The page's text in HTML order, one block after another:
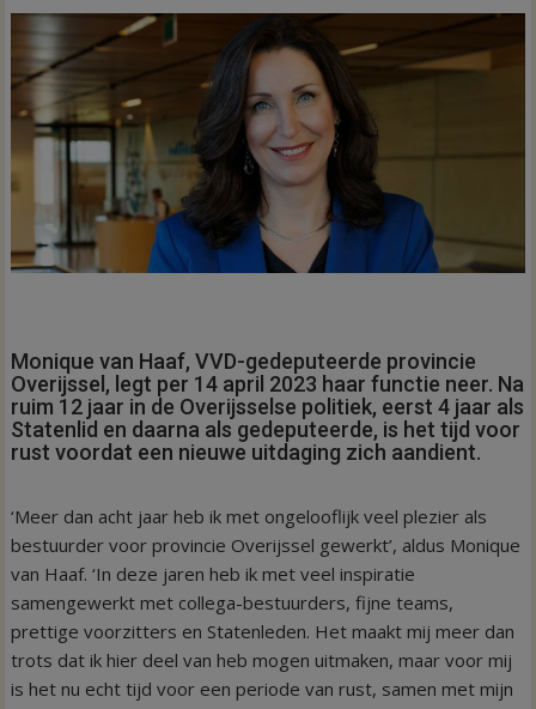
Monique van Haaf, VVD-gedeputeerde provincie
Overijssel, legt per 14 april 2023 haar functie neer. Na
ruim 12 jaar in de Overijsselse politiek, eerst 4 jaar als
Statenlid en daarna als gedeputeerde, is het tijd voor
rust voordat een nieuwe uitdaging zich aandient.
‘Meer dan acht jaar heb ik met ongelooflijk veel plezier als
bestuurder voor provincie Overijssel gewerkt’, aldus Monique
van Haaf. ‘In deze jaren heb ik met veel inspiratie
samengewerkt met collega-bestuurders, fijne teams,
prettige voorzitters en Statenleden. Het maakt mij meer dan
trots dat ik hier deel van heb mogen uitmaken, maar voor mij
is het nu echt tijd voor een periode van rust, samen met mijn